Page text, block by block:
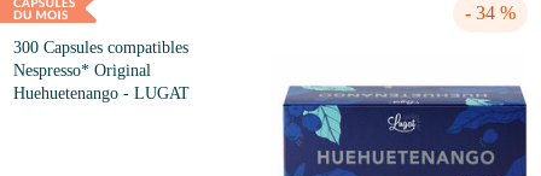
- 34 %
300 Capsules compatibles
Nespresso* Original
Huehuetenango - LUGAT